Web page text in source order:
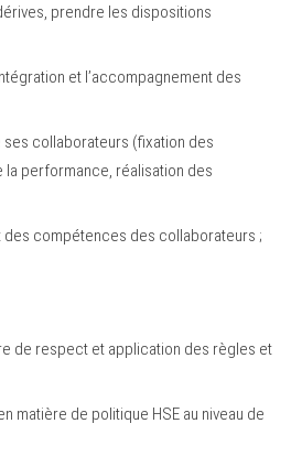
prendre les dispositions
et l’accompagnement des
collaborateurs (fixation des
performance, réalisation des
compétences des collaborateurs ;
de respect et application des règles et
matière de politique HSE au niveau de